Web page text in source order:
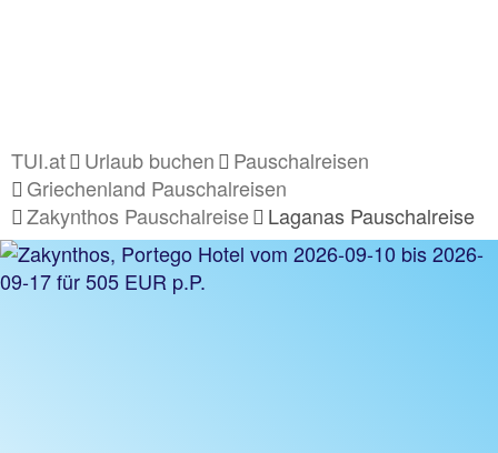
TUI.at Urlaub buchen
Pauschalreisen
Griechenland Pauschalreisen
Zakynthos Pauschalreise
Laganas Pauschalreise